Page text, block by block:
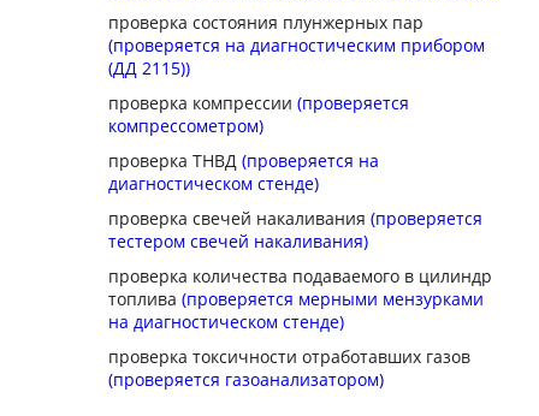
проверка состояния плунжерных пар
(проверяется на диагностическим прибором
(ДД 2115))
проверка компрессии (проверяется
компрессометром)
проверка ТНВД (проверяется на
диагностическом стенде)
проверка свечей накаливания (проверяется
тестером свечей накаливания)
проверка количества подаваемого в цилиндр
топлива (проверяется мерными мензурками
на диагностическом стенде)
проверка токсичности отработавших газов
(проверяется газоанализатором)